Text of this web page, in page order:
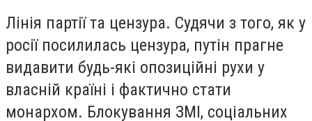
Лінія партії та цензура. Судячи з того, як у
росії посилилась цензура, путін прагне
видавити будь-які опозиційні рухи у
власній країні і фактично стати
монархом. Блокування ЗМІ, соціальних